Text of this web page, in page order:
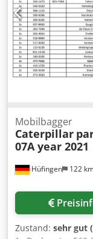
Hüfingen 122
Mobilbagger
Caterpillar
07A year 2021
Zustand: sehr gut